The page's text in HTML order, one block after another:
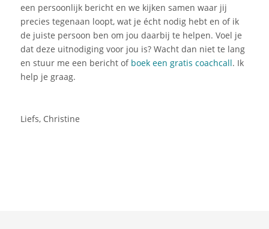
een persoonlijk bericht en we kijken samen waar jij
precies tegenaan loopt, wat je écht nodig hebt en of ik
de juiste persoon ben om jou daarbij te helpen. Voel je
dat deze uitnodiging voor jou is? Wacht dan niet te lang
en stuur me een bericht of boek een gratis coachcall. Ik
help je graag.
Liefs, Christine